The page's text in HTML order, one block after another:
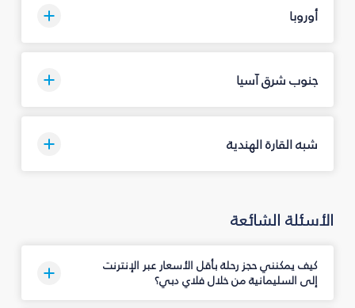
أوروبا
جنوب شرق آسيا
شبه القارة الهندية
الأسئلة الشائعة
كيف يمكنني حجز رحلة بأقل الأسعار عبر الإنترنت
إلى السليمانية‎ من خلال فلاي دبي؟